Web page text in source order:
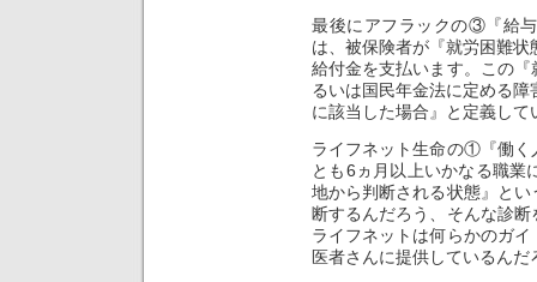
最後にアフラックの③『給
は、被保険者が『就労困難
給付金を支払います。この
るいは国民年金法に定める
に該当した場合』と定義して
ライフネット生命の①『働く
とも6ヵ月以上いかなる職業
地から判断される状態』と
断するんだろう、そんな診
ライフネットは何らかのガ
医者さんに提供しているん